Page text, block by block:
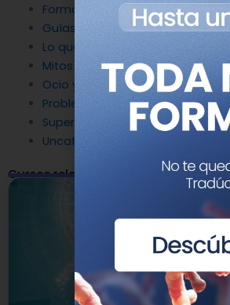
Formación
Guías
Lo que nos hace humanos
Mitos destruidos por la Genética
Ocio y Genética
Problemas de genética
Superpoderes Genéticos
Uncategorized
Cursos relacionados